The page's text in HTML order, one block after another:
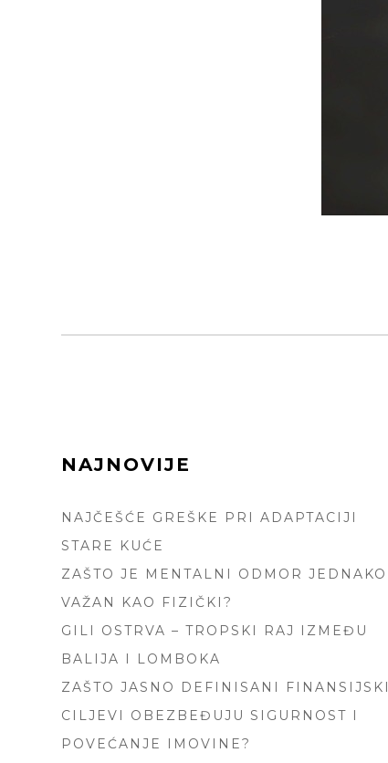
FOOTER
NAJNOVIJE
NAJČEŠĆE GREŠKE PRI ADAPTACIJI
STARE KUĆE
ZAŠTO JE MENTALNI ODMOR JEDNAKO
VAŽAN KAO FIZIČKI?
GILI OSTRVA – TROPSKI RAJ IZMEĐU
BALIJA I LOMBOKA
ZAŠTO JASNO DEFINISANI FINANSIJSKI
CILJEVI OBEZBEĐUJU SIGURNOST I
POVEĆANJE IMOVINE?